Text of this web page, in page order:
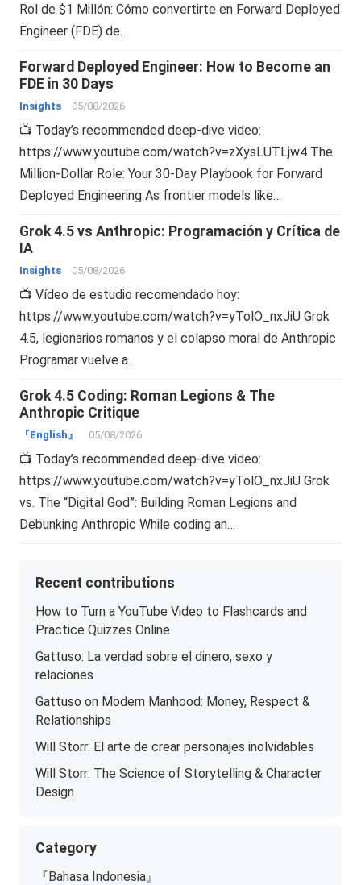
Rol de $1 Millón: Cómo convertirte en Forward Deployed
Engineer (FDE) de…
Forward Deployed Engineer: How to Become an
FDE in 30 Days
Insights 05/08/2026
📺 Today’s recommended deep-dive video:
https://www.youtube.com/watch?v=zXysLUTLjw4 The
Million-Dollar Role: Your 30-Day Playbook for Forward
Deployed Engineering As frontier models like…
Grok 4.5 vs Anthropic: Programación y Crítica de
IA
Insights 05/08/2026
📺 Vídeo de estudio recomendado hoy:
https://www.youtube.com/watch?v=yTolO_nxJiU Grok
4.5, legionarios romanos y el colapso moral de Anthropic
Programar vuelve a…
Grok 4.5 Coding: Roman Legions & The
Anthropic Critique
『English』 05/08/2026
📺 Today’s recommended deep-dive video:
https://www.youtube.com/watch?v=yTolO_nxJiU Grok
vs. The “Digital God”: Building Roman Legions and
Debunking Anthropic While coding an…
Recent contributions
How to Turn a YouTube Video to Flashcards and
Practice Quizzes Online
Gattuso: La verdad sobre el dinero, sexo y
relaciones
Gattuso on Modern Manhood: Money, Respect &
Relationships
Will Storr: El arte de crear personajes inolvidables
Will Storr: The Science of Storytelling & Character
Design
Category
『Bahasa Indonesia』